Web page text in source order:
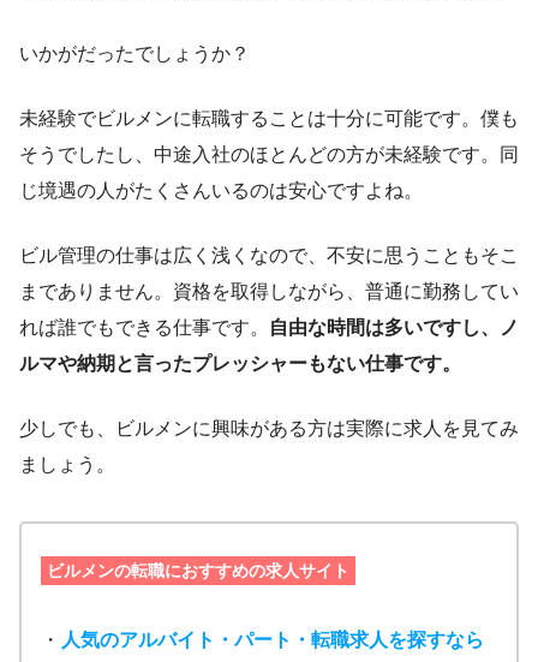
いかがだったでしょうか？
未経験でビルメンに転職することは十分に可能です。僕も
そうでしたし、中途入社のほとんどの方が未経験です。同
じ境遇の人がたくさんいるのは安心ですよね。
ビル管理の仕事は広く浅くなので、不安に思うこともそこ
までありません。資格を取得しながら、普通に勤務してい
れば誰でもできる仕事です。
自由な時間は多いですし、ノ
ルマや納期と言ったプレッシャーもない仕事です。
少しでも、ビルメンに興味がある方は実際に求人を見てみ
ましょう。
ビルメンの転職におすすめの求人サイト
・ 人気のアルバイト・パート・転職求人を探すなら